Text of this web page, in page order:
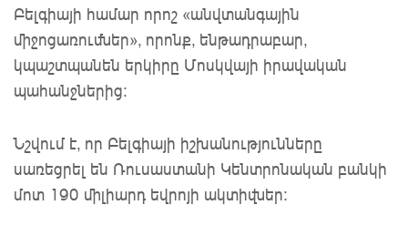
Բելգիայի համար որոշ «անվտանգային
միջոցառումներ», որոնք, ենթադրաբար,
կպաշտպանեն երկիրը Մոսկվայի իրավական
պահանջներից:
Նշվում է, որ Բելգիայի իշխանությունները
սառեցրել են Ռուսաստանի Կենտրոնական բանկի
մոտ 190 միլիարդ եվրոյի ակտիվներ: